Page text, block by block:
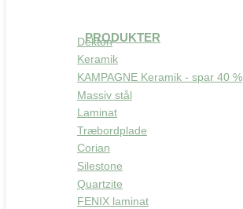
PRODUKTER
Dekton
Keramik
KAMPAGNE Keramik - spar 40 %
Massiv stål
Laminat
Træbordplade
Corian
Silestone
Quartzite
FENIX laminat